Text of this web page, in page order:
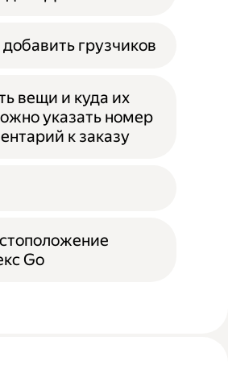
грузчиков
вещи и куда их
указать номер
к заказу
Go